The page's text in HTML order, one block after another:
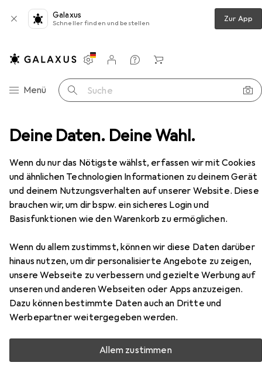
Deine Daten. Deine Wahl.
Wenn du nur das Nötigste wählst, erfassen wir mit Cookies
und ähnlichen Technologien Informationen zu deinem Gerät
und deinem Nutzungsverhalten auf unserer Website. Diese
brauchen wir, um dir bspw. ein sicheres Login und
Basisfunktionen wie den Warenkorb zu ermöglichen.
Wenn du allem zustimmst, können wir diese Daten darüber
hinaus nutzen, um dir personalisierte Angebote zu zeigen,
unsere Webseite zu verbessern und gezielte Werbung auf
unseren und anderen Webseiten oder Apps anzuzeigen.
Dazu können bestimmte Daten auch an Dritte und
Werbepartner weitergegeben werden.
Allem zustimmen
Galaxus
Schneller finden und bestellen Zur App
Navigation nach Kategorien
Menü Suche
Einstellungen
Kundenkonto
Vergleichslisten
Merklisten
Warenkorb
Tastaturen Tastatur Titanum + Mouse Titanium
Titanum+ Mouse Titanium
US, Kabelgebunden
Zubehör für Titanum + Mouse
Titanium
Hier findest du passendes Zubehör zum Produkt Titanum
+ Mouse Titanium aus den Kategorien Reinigung PC +
Peripherie und Keycaps.
Reinigung PC + Peripherie